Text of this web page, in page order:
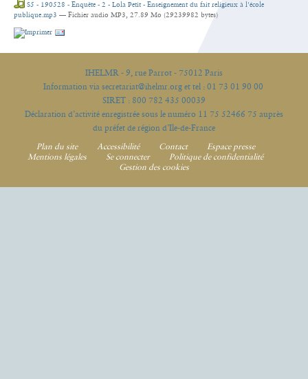
S5 - 190528 - Enquête - 2 - Lola Petit - Enseignement du fait religieux à l'école
publique.mp3 — Fichier audio MP3, 27.89 Mo (29239982 bytes)
Actions
le
IHELMR - 9, rue Parrot - 75012 Paris
Information via secretariat@ihelmr.org et tel : 01 73 01 90 00
SIRET : 800 782 435 00039
Déclaration d’activité enregistrée sous le numéro 11 75 52466 75 auprès
du préfet de région d’Ile-de-France
Plan du site Accessibilité Contact
Espace presse
Mentions légales
Se connecter
Politique de confidentialité
Gestion des cookies